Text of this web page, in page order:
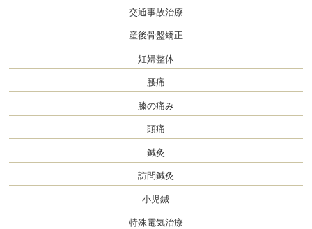
交通事故治療
産後骨盤矯正
妊婦整体
腰痛
膝の痛み
頭痛
鍼灸
訪問鍼灸
小児鍼
特殊電気治療